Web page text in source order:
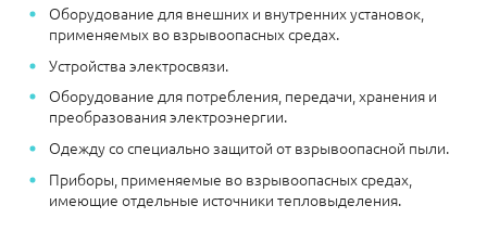
Оборудование для внешних и внутренних установок,
применяемых во взрывоопасных средах.
Устройства электросвязи.
Оборудование для потребления, передачи, хранения и
преобразования электроэнергии.
Одежду со специально защитой от взрывоопасной пыли.
Приборы, применяемые во взрывоопасных средах,
имеющие отдельные источники тепловыделения.